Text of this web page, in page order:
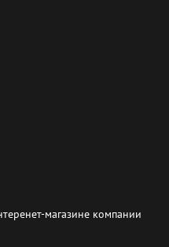
магазине компании